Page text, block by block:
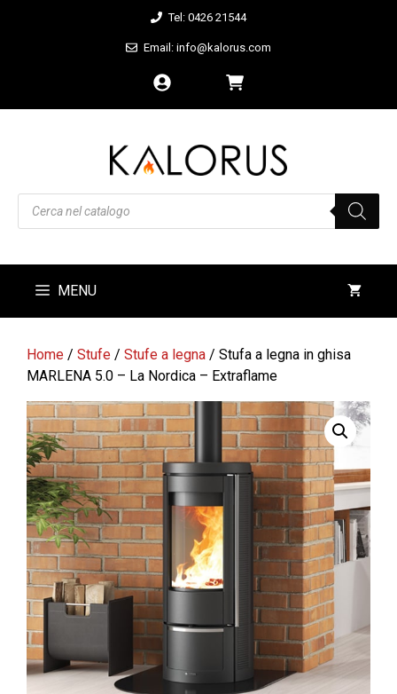
Tel: 0426 21544
Email: info@kalorus.com
Products
search
MENU
Home / Stufe / Stufe a legna / Stufa a legna in ghisa
MARLENA 5.0 – La Nordica – Extraflame